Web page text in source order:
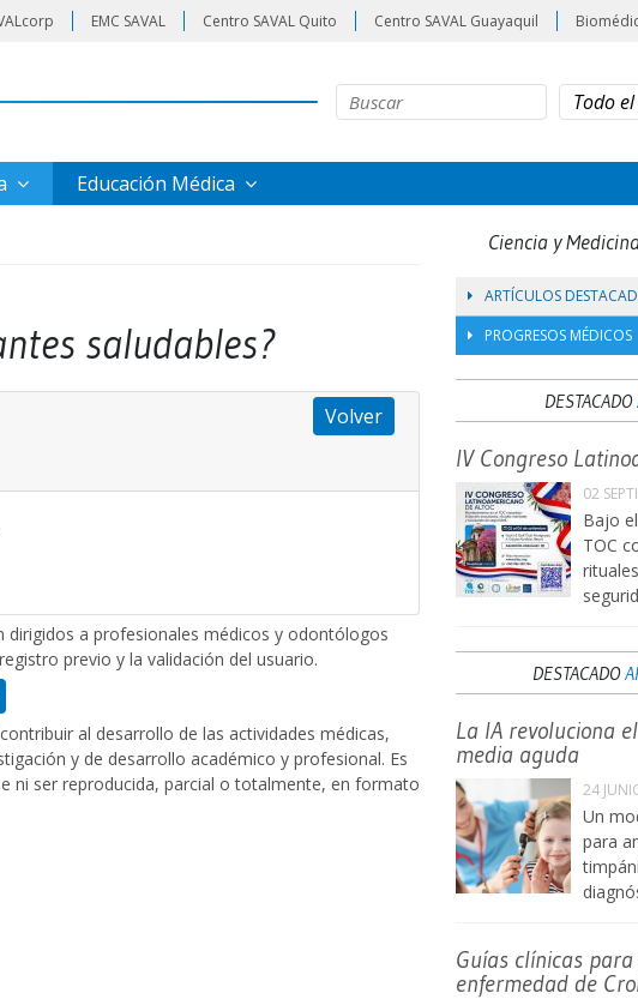
EMC SAVAL Centro SAVAL Quito Centro SAVAL Guayaquil
Educación Médica
saludables?
Volver
dirigidos a profesionales médicos y odontólogos
previo y la validación del usuario.
al desarrollo de las actividades médicas,
y de desarrollo académico y profesional. Es
ni ser reproducida, parcial o totalmente, en formato
Ciencia y
ARTÍCULOS
PROGRESOS MÉDICOS
DESTACADO
IV Congreso
02
Bajo
TOC
DESTACADO
La IA revoluciona
media aguda
24
Un
para
Guías clínicas
enfermedad de